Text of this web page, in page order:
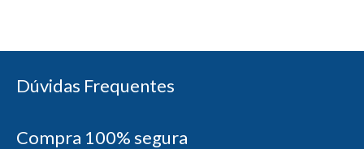
Dúvidas Frequentes
Compra 100% segura